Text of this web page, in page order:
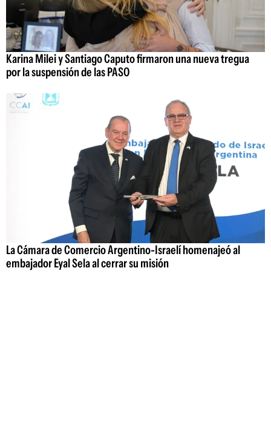
Karina Milei y Santiago Caputo firmaron una nueva tregua
por la suspensión de las PASO
La Cámara de Comercio Argentino-Israelí homenajeó al
embajador Eyal Sela al cerrar su misión